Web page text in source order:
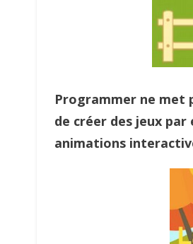
Programmer ne met
de créer des jeux
animations